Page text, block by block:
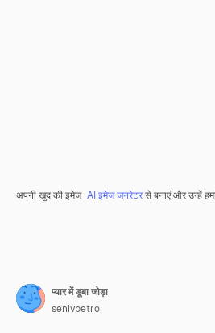
अपनी खुद की इमेज AI इमेज जनरेटरसे बनाएं और उन्हें
प्यार में डूबा जोड़ा
senivpetro